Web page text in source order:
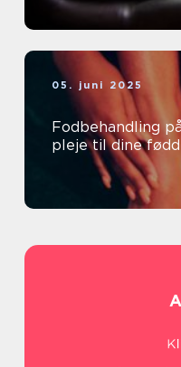
05. juni 2025
Fodbehandling
pleje til dine